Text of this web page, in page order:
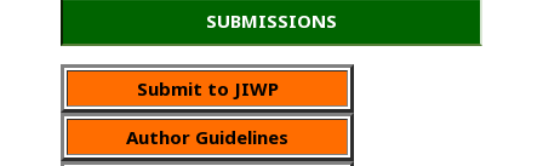
SUBMISSIONS
Submit to JIWP
Author Guidelines